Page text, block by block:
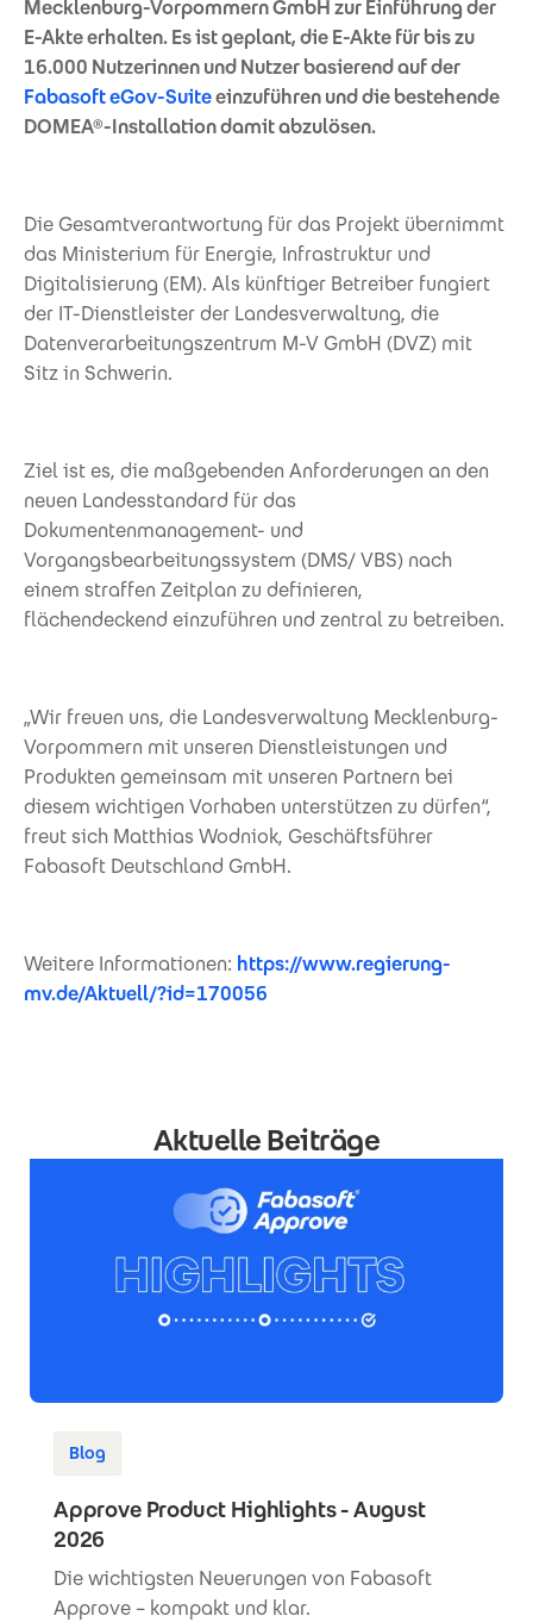
Mecklenburg-Vorpommern GmbH zur Einführung der
E-Akte erhalten. Es ist geplant, die E-Akte für bis zu
16.000 Nutzerinnen und Nutzer basierend auf der
Fabasoft eGov-Suiteeinzuführen und die bestehende
DOMEA®-Installation damit abzulösen.
Die Gesamtverantwortung für das Projekt übernimmt
das Ministerium für Energie, Infrastruktur und
Digitalisierung (EM). Als künftiger Betreiber fungiert
der IT-Dienstleister der Landesverwaltung, die
Datenverarbeitungszentrum M-V GmbH (DVZ) mit
Sitz in Schwerin.
Ziel ist es, die maßgebenden Anforderungen an den
neuen Landesstandard für das
Dokumentenmanagement- und
Vorgangsbearbeitungssystem (DMS/ VBS) nach
einem straffen Zeitplan zu definieren,
flächendeckend einzuführen und zentral zu betreiben.
„Wir freuen uns, die Landesverwaltung Mecklenburg-
Vorpommern mit unseren Dienstleistungen und
Produkten gemeinsam mit unseren Partnern bei
diesem wichtigen Vorhaben unterstützen zu dürfen“,
freut sich Matthias Wodniok, Geschäftsführer
Fabasoft Deutschland GmbH.
Weitere Informationen: https://www.regierung-
mv.de/Aktuell/?id=170056
Aktuelle Beiträge
Blog
Approve Product Highlights - August
2026
Die wichtigsten Neuerungen von Fabasoft
Approve – kompakt und klar.